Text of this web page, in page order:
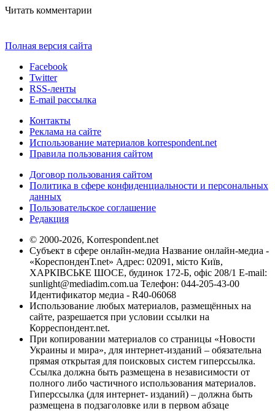
Читать комментарии
Полная версия сайта
Facebook
Twitter
RSS-ленты
E-mail рассылка
Контакты
Реклама на сайте
Использование материалов korrespondent.net
Правила пользования сайтом
Договор пользования сайтом
Политика в сфере конфиденциальности и персональных
данных
Пользовательское соглашение
Редакция
© 2000-2026, Korrespondent.net
Субъект в сфере онлайн-медиа Название онлайн-медиа -
«КореспонденТ.net» Адрес: 02091, місто Київ,
ХАРКІВСЬКЕ ШОСЕ, будинок 172-Б, офіс 208/1 E-mail:
sunlight@mediadim.com.ua Телефон: 044-205-43-00
Идентификатор медиа - R40-06068
Использование любых материалов, размещённых на
сайте, разрешается при условии ссылки на
Корреспондент.net.
При копировании материалов со страницы «Новости
Украины и мира», для интернет-изданий – обязательна
прямая открытая для поисковых систем гиперссылка.
Ссылка должна быть размещена в независимости от
полного либо частичного использования материалов.
Гиперссылка (для интернет- изданий) – должна быть
размещена в подзаголовке или в первом абзаце